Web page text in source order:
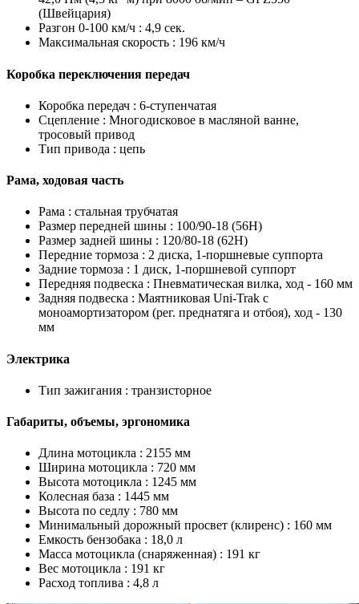
(Швейцария)
Разгон 0-100 км/ч : 4,9 сек.
Максимальная скорость : 196 км/ч
Коробка переключения передач
Коробка передач : 6-ступенчатая
Сцепление : Многодисковое в масляной ванне,
тросовый привод
Тип привода : цепь
Рама, ходовая часть
Рама : стальная трубчатая
Размер передней шины : 100/90-18 (56H)
Размер задней шины : 120/80-18 (62H)
Передние тормоза : 2 диска, 1-поршневые суппорта
Задние тормоза : 1 диск, 1-поршневой суппорт
Передняя подвеска : Пневматическая вилка, ход - 160 мм
Задняя подвеска : Маятниковая Uni-Trak с
моноамортизатором (рег. преднатяга и отбоя), ход - 130
мм
Электрика
Тип зажигания : транзисторное
Габариты, объемы, эргономика
Длина мотоцикла : 2155 мм
Ширина мотоцикла : 720 мм
Высота мотоцикла : 1245 мм
Колесная база : 1445 мм
Высота по седлу : 780 мм
Минимальный дорожный просвет (клиренс) : 160 мм
Емкость бензобака : 18,0 л
Масса мотоцикла (снаряженная) : 191 кг
Вес мотоцикла : 191 кг
Расход топлива : 4,8 л